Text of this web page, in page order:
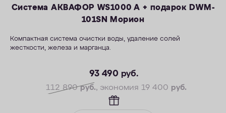
Система АКВАФОР WS1000 A + подарок DWM-
101SN Морион
Компактная система очистки воды, удаление солей
жесткости, железа и марганца.
—Максимальное значение ПМО: до 10 мг О2/л
—Максимальная удаляемая жесткость — 24 мг-экв/л
—Максимальная удаляемая концентрация железа — 5 мг/л
—Максимальная удаляемая концентрация растворенного
93 490 руб.
112 890руб., экономия 19 400 руб.